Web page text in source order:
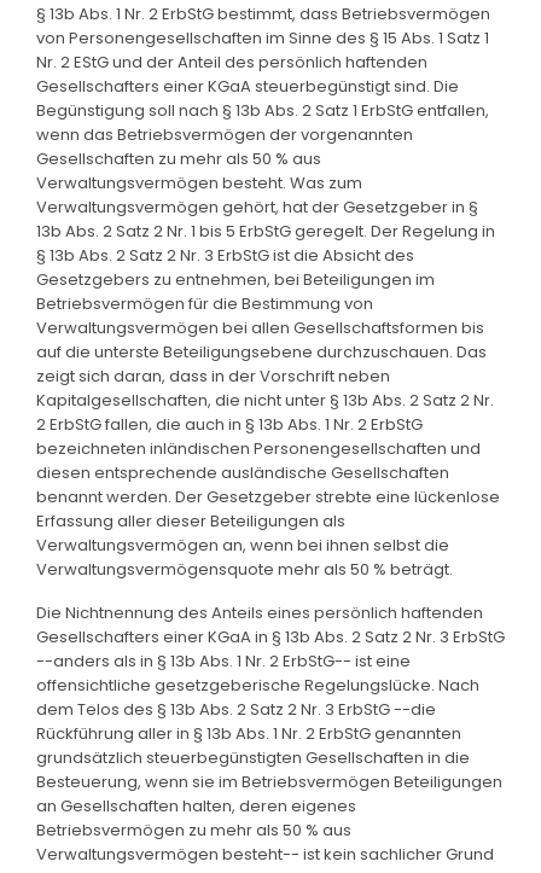
§ 13b Abs. 1 Nr. 2 ErbStG bestimmt, dass Betriebsvermögen
von Personengesellschaften im Sinne des § 15 Abs. 1 Satz 1
Nr. 2 EStG und der Anteil des persönlich haftenden
Gesellschafters einer KGaA steuerbegünstigt sind. Die
Begünstigung soll nach § 13b Abs. 2 Satz 1 ErbStG entfallen,
wenn das Betriebsvermögen der vorgenannten
Gesellschaften zu mehr als 50 % aus
Verwaltungsvermögen besteht. Was zum
Verwaltungsvermögen gehört, hat der Gesetzgeber in §
13b Abs. 2 Satz 2 Nr. 1 bis 5 ErbStG geregelt. Der Regelung in
§ 13b Abs. 2 Satz 2 Nr. 3 ErbStG ist die Absicht des
Gesetzgebers zu entnehmen, bei Beteiligungen im
Betriebsvermögen für die Bestimmung von
Verwaltungsvermögen bei allen Gesellschaftsformen bis
auf die unterste Beteiligungsebene durchzuschauen. Das
zeigt sich daran, dass in der Vorschrift neben
Kapitalgesellschaften, die nicht unter § 13b Abs. 2 Satz 2 Nr.
2 ErbStG fallen, die auch in § 13b Abs. 1 Nr. 2 ErbStG
bezeichneten inländischen Personengesellschaften und
diesen entsprechende ausländische Gesellschaften
benannt werden. Der Gesetzgeber strebte eine lückenlose
Erfassung aller dieser Beteiligungen als
Verwaltungsvermögen an, wenn bei ihnen selbst die
Verwaltungsvermögensquote mehr als 50 % beträgt.
Die Nichtnennung des Anteils eines persönlich haftenden
Gesellschafters einer KGaA in § 13b Abs. 2 Satz 2 Nr. 3 ErbStG
--anders als in § 13b Abs. 1 Nr. 2 ErbStG-- ist eine
offensichtliche gesetzgeberische Regelungslücke. Nach
dem Telos des § 13b Abs. 2 Satz 2 Nr. 3 ErbStG --die
Rückführung aller in § 13b Abs. 1 Nr. 2 ErbStG genannten
grundsätzlich steuerbegünstigten Gesellschaften in die
Besteuerung, wenn sie im Betriebsvermögen Beteiligungen
an Gesellschaften halten, deren eigenes
Betriebsvermögen zu mehr als 50 % aus
Verwaltungsvermögen besteht-- ist kein sachlicher Grund